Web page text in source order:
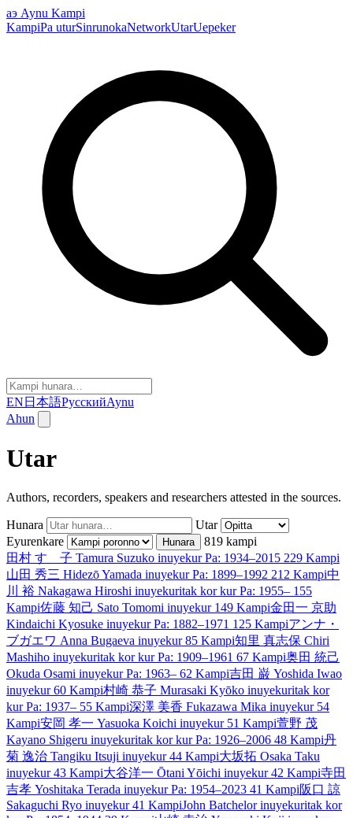
аэ Aynu Kampi
KampiPa uturSinrunokaNetworkUtarUepeker
EN 日本語РусскийAynu
Ahun
Utar
Authors, recorders, speakers and researchers attested in the sources.
Hunara
Utar
Eyurenkare
Hunara
819 kampi
田村 すゞ子 Tamura Suzuko inuyekur Pa: 1934–2015 229 Kampi
山田 秀三 Hidezō Yamada inuyekur Pa: 1899–1992 212 Kampi中
川 裕 Nakagawa Hiroshi inuyekuritak kor kur Pa: 1955– 155
Kampi佐藤 知己 Sato Tomomi inuyekur 149 Kampi金田一 京助
Kindaichi Kyosuke inuyekur Pa: 1882–1971 125 Kampiアンナ・
ブガエワ Anna Bugaeva inuyekur 85 Kampi知里 真志保 Chiri
Mashiho inuyekuritak kor kur Pa: 1909–1961 67 Kampi奥田 統己
Okuda Osami inuyekur Pa: 1963– 62 Kampi吉田 巌 Yoshida Iwao
inuyekur 60 Kampi村崎 恭子 Murasaki Kyōko inuyekuritak kor
kur Pa: 1937– 55 Kampi深澤 美香 Fukazawa Mika inuyekur 54
Kampi安岡 孝一 Yasuoka Koichi inuyekur 51 Kampi萱野 茂
Kayano Shigeru inuyekuritak kor kur Pa: 1926–2006 48 Kampi丹
菊 逸治 Tangiku Itsuji inuyekur 44 Kampi大坂拓 Osaka Taku
inuyekur 43 Kampi大谷洋一 Ōtani Yōichi inuyekur 42 Kampi寺田
吉孝 Yoshitaka Terada inuyekur Pa: 1954–2023 41 Kampi阪口 諒
Sakaguchi Ryo inuyekur 41 KampiJohn Batchelor inuyekuritak kor